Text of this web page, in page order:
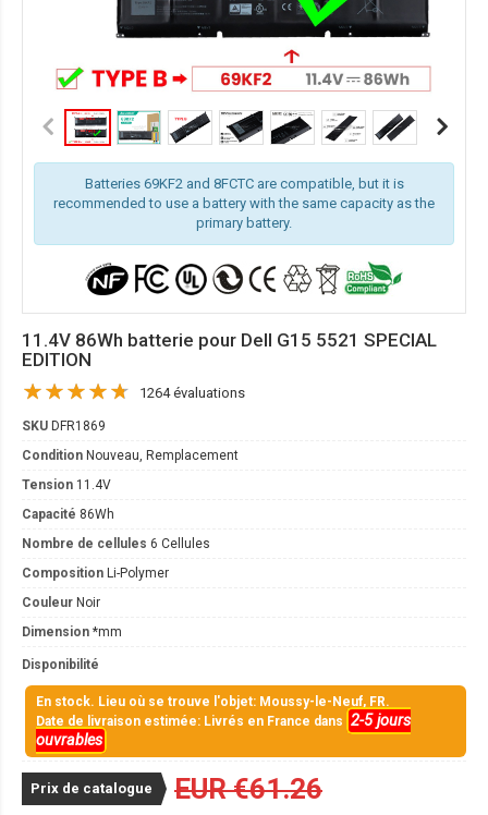
Batteries 69KF2 and 8FCTC are compatible, but it is
recommended to use a battery with the same capacity as the
primary battery.
11.4V 86Wh batterie pour Dell G15 5521 SPECIAL
EDITION
1264 évaluations
SKU DFR1869
Condition Nouveau, Remplacement
Tension 11.4V
Capacité 86Wh
Nombre de cellules 6 Cellules
Composition Li-Polymer
Couleur Noir
Dimension *mm
Disponibilité
En stock. Lieu où se trouve l'objet: Moussy-le-Neuf, FR.
Date de livraison estimée: Livrés en France dans 2-5 jours
ouvrables
Prix de catalogue EUR €61.26